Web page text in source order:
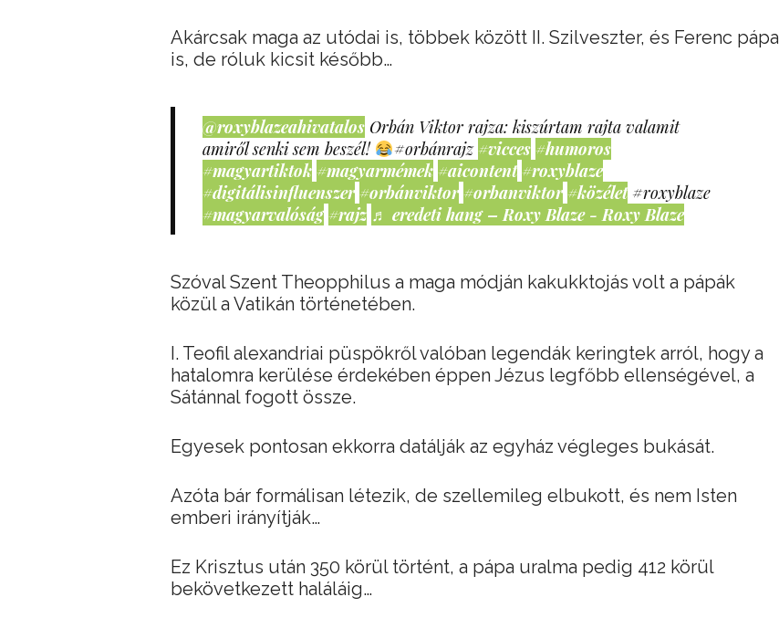
Akárcsak maga az utódai is, többek között II. Szilveszter, és Ferenc pápa
is, de róluk kicsit később…
@roxyblazeahivatalos Orbán Viktor rajza: kiszúrtam rajta valamit
amiről senki sem beszél!
#orbánrajz #vicces #humoros
#magyartiktok #magyarmémek #aicontent #roxyblaze
#digitálisinfluenszer #orbánviktor #orbanviktor #közélet #roxyblaze
#magyarvalóság #rajz ♬ eredeti hang – Roxy Blaze - Roxy Blaze
Szóval Szent Theopphilus a maga módján kakukktojás volt a pápák
közül a Vatikán történetében.
I. Teofil alexandriai püspökről valóban legendák keringtek arról, hogy a
hatalomra kerülése érdekében éppen Jézus legfőbb ellenségével, a
Sátánnal fogott össze.
Egyesek pontosan ekkorra datálják az egyház végleges bukását.
Azóta bár formálisan létezik, de szellemileg elbukott, és nem Isten
emberi irányítják…
Ez Krisztus után 350 körül történt, a pápa uralma pedig 412 körül
bekövetkezett haláláig…